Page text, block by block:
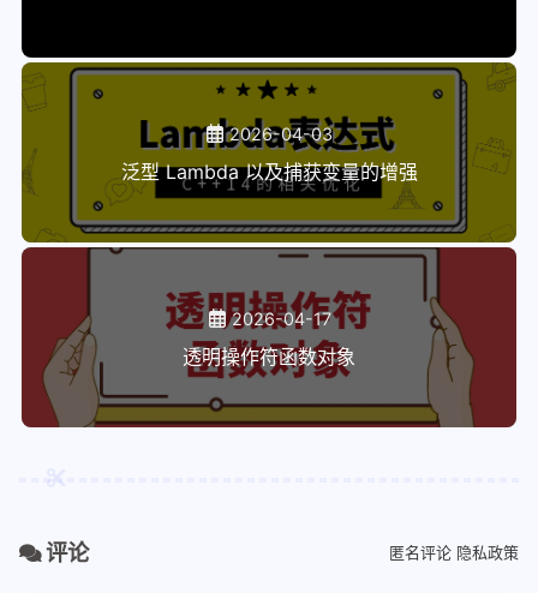
2026-04-03
泛型 Lambda 以及捕获变量的增强
2026-04-17
透明操作符函数对象
评论 匿名评论 隐私政策